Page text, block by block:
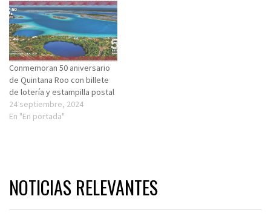
Conmemoran 50 aniversario
de Quintana Roo con billete
de lotería y estampilla postal
24 septiembre, 2024
En "En portada"
NOTICIAS RELEVANTES